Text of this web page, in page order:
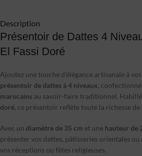
Description
Présentoir de Dattes 4
El Fassi Doré
Ajoutez une touche d’élégance artisanale à
présentoir de dattes à 4 niveaux,
marocains au savoir-faire traditionnel.
doré, ce présentoir reflète toute la richesse
Avec un diamètre de 35 cm et une hauteur de
présenter vos dattes, pâtisseries orientales
vos réceptions ou fêtes religieuses.